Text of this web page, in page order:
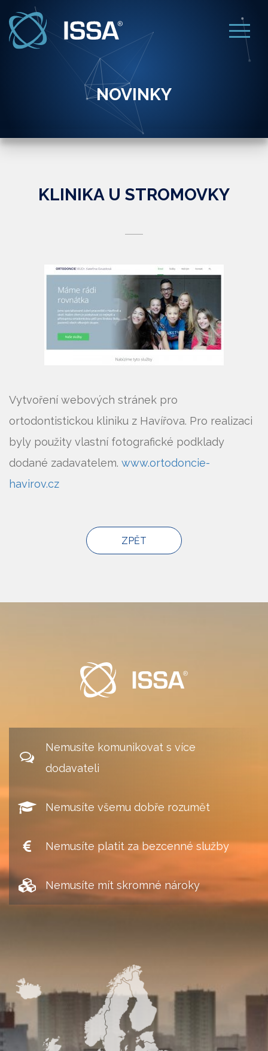
NOVINKY
KLINIKA U STROMOVKY
Vytvoření webových stránek pro
ortodontistickou kliniku z Havířova. Pro realizaci
byly použity vlastní fotografické podklady
dodané zadavatelem. www.ortodoncie-
havirov.cz
Nemusíte komunikovat s více
dodavateli
Nemusíte všemu dobře rozumět
Nemusíte platit za bezcenné služby
Nemusíte mít skromné nároky